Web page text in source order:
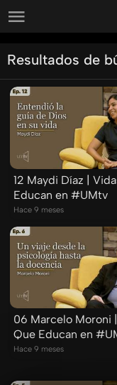
Resultados de
12 Maydi Díaz |
Educan en #UMtv
Hace 9 meses
06 Marcelo Moroni
Que Educan en
Hace 9 meses